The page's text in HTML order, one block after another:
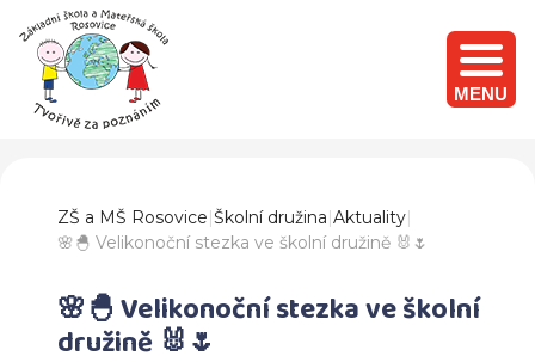
MENU
ZŠ a MŠ Rosovice|Školní družina|Aktuality|
🌸🐣 Velikonoční stezka ve školní družině 🐰🌷
🌸🐣 Velikonoční stezka ve školní
družině 🐰🌷